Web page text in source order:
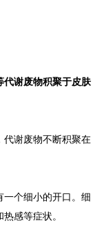
代谢废物积聚于皮肤
代谢废物不断积聚在
个细小的开口。细
感等症状。